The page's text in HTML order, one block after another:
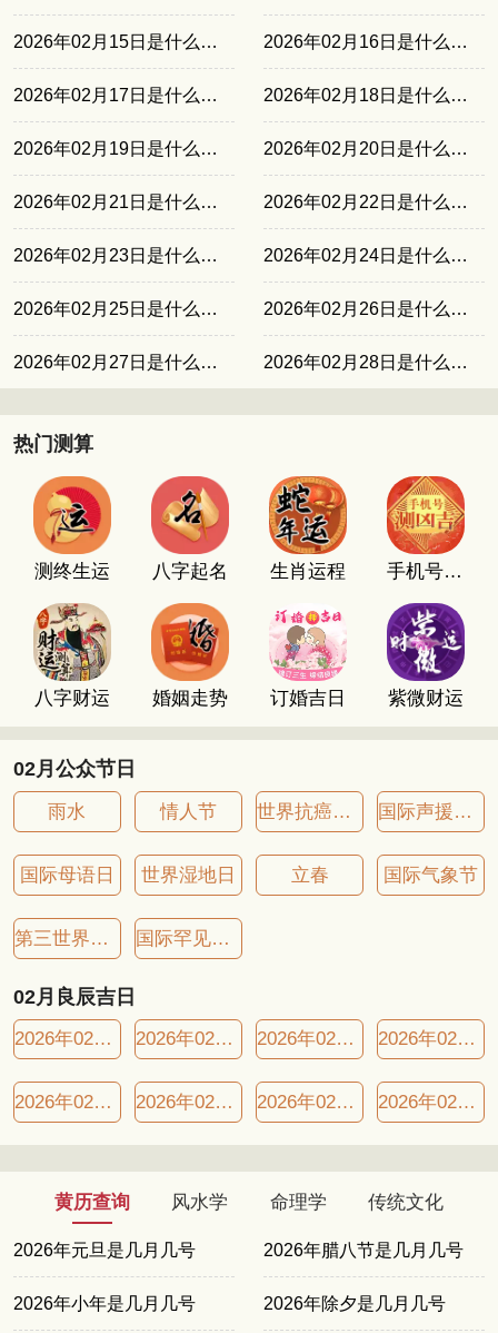
2026年02月15日是什么日子 2026年02月16日是什么日子
2026年02月17日是什么日子 2026年02月18日是什么日子
2026年02月19日是什么日子 2026年02月20日是什么日子
2026年02月21日是什么日子 2026年02月22日是什么日子
2026年02月23日是什么日子 2026年02月24日是什么日子
2026年02月25日是什么日子 2026年02月26日是什么日子
2026年02月27日是什么日子 2026年02月28日是什么日子
热门测算
测终生运 八字起名 生肖运程 手机号码测吉凶
八字财运 婚姻走势 订婚吉日 紫微财运
02月公众节日
雨水 情人节 世界抗癌症日 国际声援南非日
国际母语日 世界湿地日 立春 国际气象节
第三世界青年日 国际罕见病日
02月良辰吉日
2026年02月07日良辰吉日 2026年02月10日良辰吉日 2026年02月11日良辰吉日 2026年02月14日良辰吉日
2026年02月19日良辰吉日 2026年02月22日良辰吉日 2026年02月25日良辰吉日 2026年02月26日良辰吉日
黄历查询 风水学 命理学 传统文化
2026年元旦是几月几号 2026年腊八节是几月几号
2026年小年是几月几号 2026年除夕是几月几号